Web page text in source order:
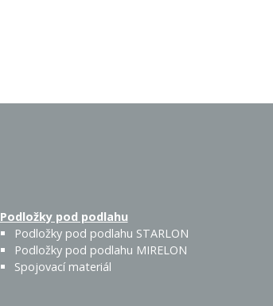
Podložky pod podlahu
Podložky pod podlahu STARLON
Podložky pod podlahu MIRELON
Spojovací materiál